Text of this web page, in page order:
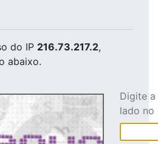
do IP 216.73.217.2,
abaixo.
Digite
lado no